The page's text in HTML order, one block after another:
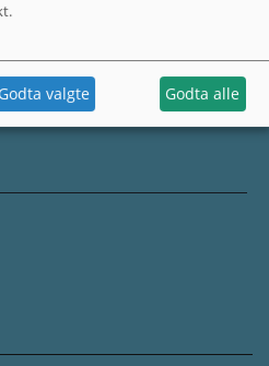
Godta valgte Godta alle